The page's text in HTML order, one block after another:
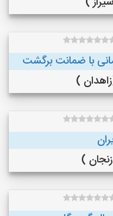
با ضمانت برگشت